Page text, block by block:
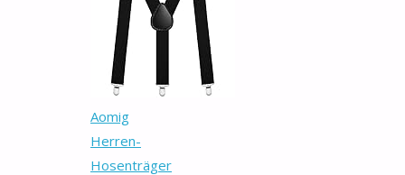
Aomig
Herren-
Hosenträger